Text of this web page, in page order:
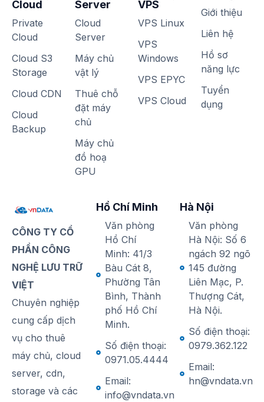
Cloud
Private
Cloud
Cloud S3
Storage
Cloud CDN
Cloud
Backup
Server
Cloud
Server
Máy chủ
vật lý
Thuê chỗ
đặt máy
chủ
Máy chủ
đồ hoạ
GPU
VPS
VPS Linux
VPS
Windows
VPS EPYC
VPS Cloud
Giới thiệu
Liên hệ
Hồ sơ
năng lực
Tuyển
dụng
CÔNG TY CỔ
PHẦN CÔNG
NGHỆ LƯU TRỮ
VIỆT
Chuyên nghiệp
cung cấp dịch
vụ cho thuê
máy chủ, cloud
server, cdn,
storage và các
Hồ Chí Minh
Văn phòng
Hồ Chí
Minh: 41/3
Bàu Cát 8,
Phường Tân
Bình, Thành
phố Hồ Chí
Minh.
Số điện thoại:
0971.05.4444
Email:
info@vndata.vn
Hà Nội
Văn phòng
Hà Nội: Số 6
ngách 92 ngõ
145 đường
Liên Mạc, P.
Thượng Cát,
Hà Nội.
Số điện thoại:
0979.362.122
Email:
hn@vndata.vn